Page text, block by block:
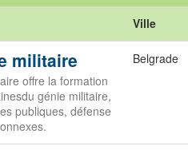
Ville
militaire
offre la formation
génie militaire,
publiques, défense
Belgrade